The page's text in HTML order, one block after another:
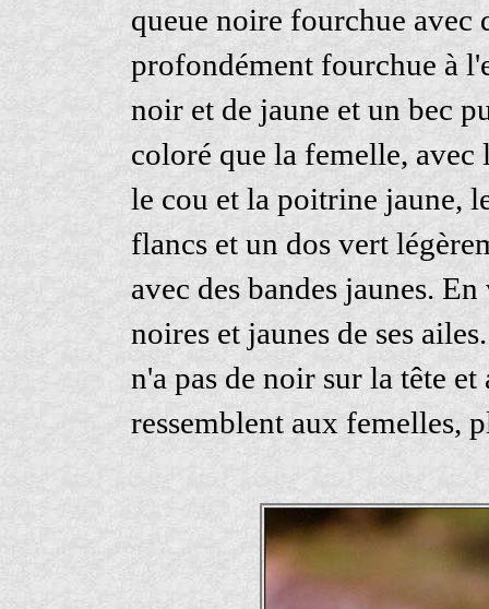
queue noire fourchue avec
profondément fourchue à
noir et de jaune et un bec
coloré que la femelle,
le cou et la poitrine jaune,
flancs et un dos vert
avec des bandes jaunes.
noires et jaunes de ses
n'a pas de noir sur la tête
ressemblent aux femelles,